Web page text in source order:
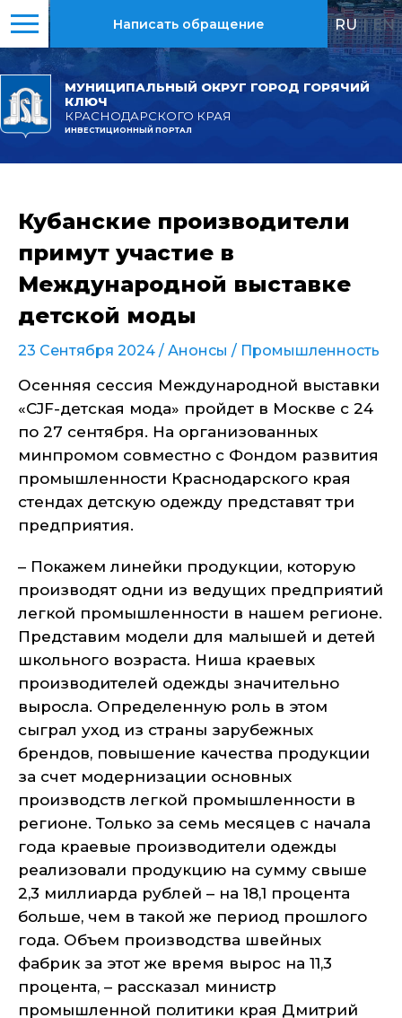
МУНИЦИПАЛЬНЫЙ ОКРУГ ГОРОД ГОРЯЧИЙ
КЛЮЧ
КРАСНОДАРСКОГО КРАЯ
ИНВЕСТИЦИОННЫЙ ПОРТАЛ
Написать обращение RU | EN
Кубанские производители
примут участие в
Международной выставке
детской моды
23 Сентября 2024 / Анонсы / Промышленность
Осенняя сессия Международной выставки
«CJF-детская мода» пройдет в Москве с 24
по 27 сентября. На организованных
минпромом совместно с Фондом развития
промышленности Краснодарского края
стендах детскую одежду представят три
предприятия.
– Покажем линейки продукции, которую
производят одни из ведущих предприятий
легкой промышленности в нашем регионе.
Представим модели для малышей и детей
школьного возраста. Ниша краевых
производителей одежды значительно
выросла. Определенную роль в этом
сыграл уход из страны зарубежных
брендов, повышение качества продукции
за счет модернизации основных
производств легкой промышленности в
регионе. Только за семь месяцев с начала
года краевые производители одежды
реализовали продукцию на сумму свыше
2,3 миллиарда рублей – на 18,1 процента
больше, чем в такой же период прошлого
года. Объем производства швейных
фабрик за этот же время вырос на 11,3
процента, – рассказал министр
промышленной политики края Дмитрий